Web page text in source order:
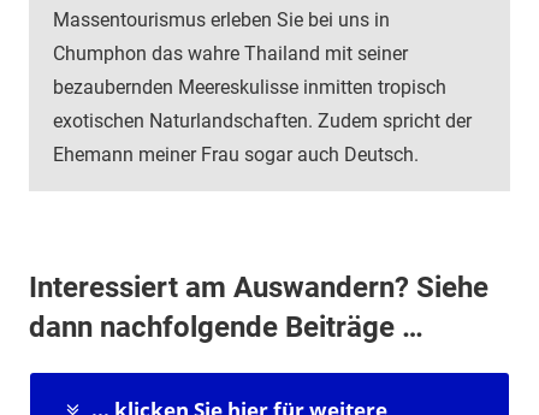
Massentourismus erleben Sie bei uns in
Chumphon das wahre Thailand mit seiner
bezaubernden Meereskulisse inmitten tropisch
exotischen Naturlandschaften. Zudem spricht der
Ehemann meiner Frau sogar auch Deutsch.
Interessiert am Auswandern? Siehe
dann nachfolgende Beiträge …